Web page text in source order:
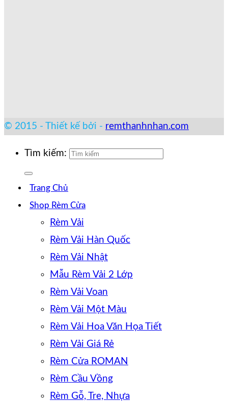
© 2015 - Thiết kế bởi - remthanhnhan.com
Tìm kiếm:
Trang Chủ
Shop Rèm Cửa
Rèm Vải
Rèm Vải Hàn Quốc
Rèm Vải Nhật
Mẫu Rèm Vải 2 Lớp
Rèm Vải Voan
Rèm Vải Một Màu
Rèm Vải Hoa Văn Họa Tiết
Rèm Vải Giá Rẻ
Rèm Cửa ROMAN
Rèm Cầu Vồng
Rèm Gỗ, Tre, Nhựa